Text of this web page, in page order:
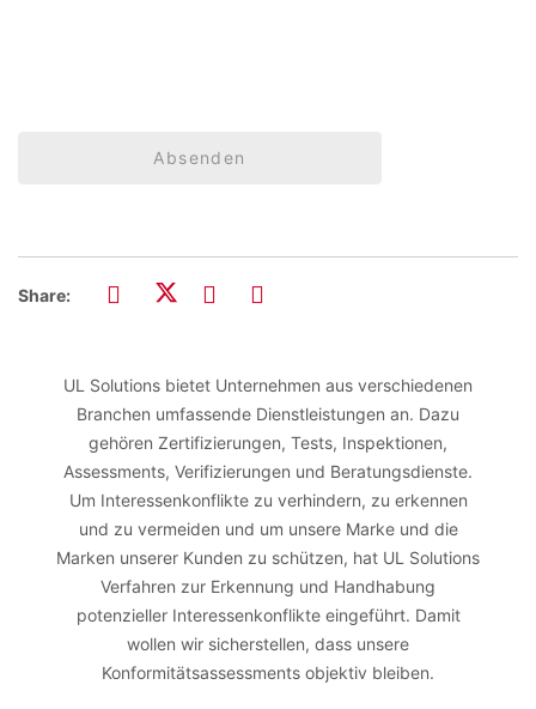
Absenden
Share:
UL Solutions bietet Unternehmen aus verschiedenen
Branchen umfassende Dienstleistungen an. Dazu
gehören Zertifizierungen, Tests, Inspektionen,
Assessments, Verifizierungen und Beratungsdienste.
Um Interessenkonflikte zu verhindern, zu erkennen
und zu vermeiden und um unsere Marke und die
Marken unserer Kunden zu schützen, hat UL Solutions
Verfahren zur Erkennung und Handhabung
potenzieller Interessenkonflikte eingeführt. Damit
wollen wir sicherstellen, dass unsere
Konformitätsassessments objektiv bleiben.